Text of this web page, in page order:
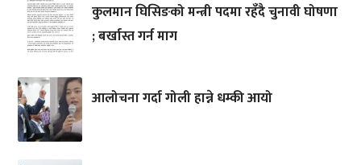
कुलमान घिसिङको मन्त्री पदमा रहँदै चुनावी घोषणा
; बर्खास्त गर्न माग
आलोचना गर्दा गोली हान्ने धम्की आयो